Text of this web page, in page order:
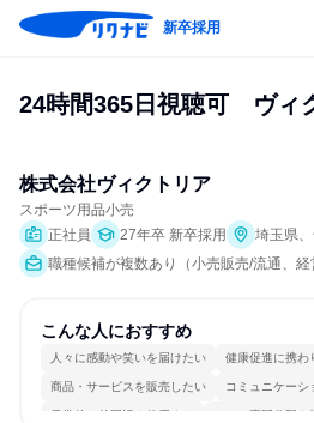
新卒採用
24時間365日視聴可　ヴィ
株式会社ヴィクトリア
スポーツ用品小売
正社員
27年卒 新卒採用
埼玉県
職種候補が複数あり（小売販売/流通、経
こんな人におすすめ
人々に感動や笑いを届けたい 健康促進に携わ
商品・サービスを販売したい コミュニケーシ
日常的に外国語を使用する 一つの専門分野を